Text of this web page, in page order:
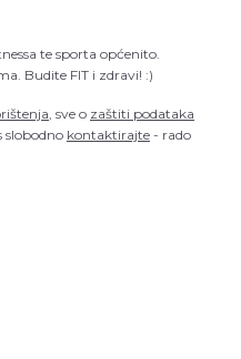
te sporta općenito.
Budite FIT i zdravi! :)
, sve o zaštiti podataka
slobodno kontaktirajte - rado